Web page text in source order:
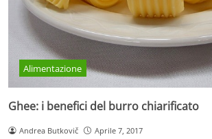
Alimentazione
Ghee: i benefici del burro chiarificato
Andrea Butkovič Aprile 7, 2017